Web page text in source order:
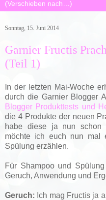
Sonntag, 15. Juni 2014
Garnier Fructis
(Teil 1)
In der letzten Mai-Woche
durch die Garnier Blogger
Blogger Produkttests und
die 4 Produkte der neuen
habe diese ja nun schon
möchte ich euch nun mal
Spülung erzählen.
Für Shampoo und
Geruch, Anwendung und
Geruch: Ich mag Fructis ja